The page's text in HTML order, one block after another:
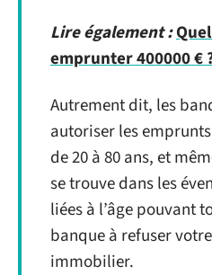
Lire également :
emprunter 400000 €
Autrement dit, les
autoriser les
de 20 à 80 ans, et
se trouve dans les
liées à l’âge pouvant
banque à refuser
immobilier.